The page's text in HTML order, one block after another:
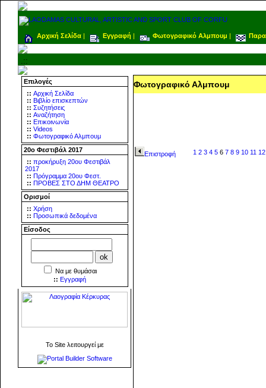
Αρχική Σελίδα | Εγγραφή | Φωτογραφικό Αλμπουμ |
.::
Επιλογές
:: Αρχική Σελίδα
:: Βιβλίο επισκεπτών
:: Συζητήσεις
:: Αναζήτηση
:: Επικοινωνία
:: Videos
:: Φωτογραφικό Αλμπουμ
20ο Φεστιβάλ 2017
:: προκήρυξη 20ου Φεστιβάλ
2017
:: Πρόγραμμα 20ου Φεστ.
:: ΠΡΟΒΕΣ ΣΤΟ ΔΗΜ ΘΕΑΤΡΟ
Ορισμοί
:: Χρήση
:: Προσωπικά δεδομένα
Είσοδος
Να με θυμάσαι
:: Εγγραφή
To Site λειτουργεί με
Φωτογραφικό Αλμπουμ
Επιστροφή 1 2 3 4 56 7 8 9 10 11 12